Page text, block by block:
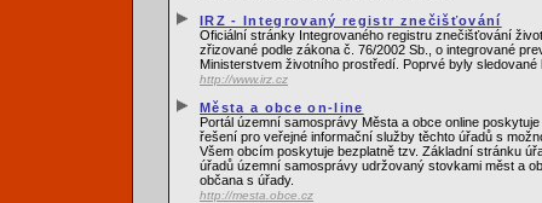
IRZ - Integrovaný registr znečišťování
Oficiální stránky Integrovaného registru znečišťování
zřizované podle zákona č. 76/2002 Sb., o integrované
Ministerstvem životního prostředí. Poprvé byly
http://www.irz.cz
Města a obce on-line
Portál územní samosprávy Města a obce online
řešení pro veřejné informační služby těchto úřadů s
Všem obcím poskytuje bezplatně tzv. Základní stránku
úřadů územní samosprávy udržovaný stovkami měst a
občana s úřady.
http://mesta.obce.cz